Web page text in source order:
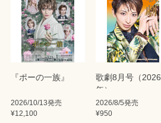
『ポーの一族』
2026/10/13発売
¥12,100
歌劇8月号（2026
年）
2026/8/5発売
¥950